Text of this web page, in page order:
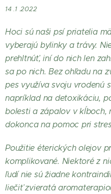
14 .1 .2022
Hoci sú naši psí priatelia
vyberajú bylinky a trávy.
prehltnúť, iní do nich len
sa po nich. Bez ohľadu na
pes využíva svoju vrodenú
napríklad na detoxikáciu,
bolesti a zápalov v kĺboch,
dokonca na pomoc pri
Použitie éterických olejov
komplikované. Niektoré z
ľudí nie sú žiadne
liečiť zvieratá